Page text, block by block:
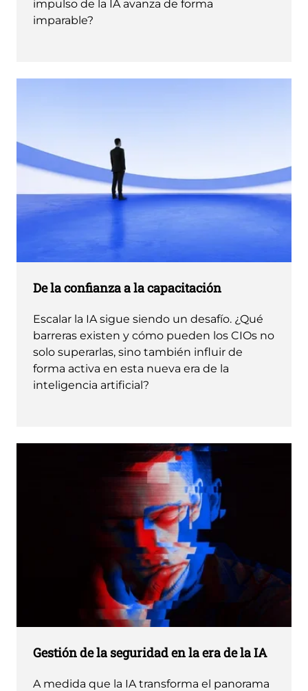
impulso de la IA avanza de forma
imparable?
De la confianza a la capacitación
Escalar la IA sigue siendo un desafío. ¿Qué
barreras existen y cómo pueden los CIOs no
solo superarlas, sino también influir de
forma activa en esta nueva era de la
inteligencia artificial?
Gestión de la seguridad en la era de la IA
A medida que la IA transforma el panorama